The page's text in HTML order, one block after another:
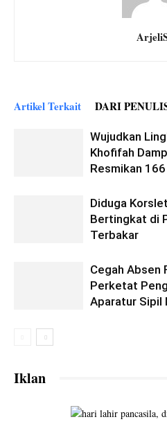
Artikel Terkait DARI
Wujudkan
Khofifah
Resmikan
Diduga
Bertingkat di
Terbakar
Cegah Absen
Perketat
Aparatur Sipil
Iklan